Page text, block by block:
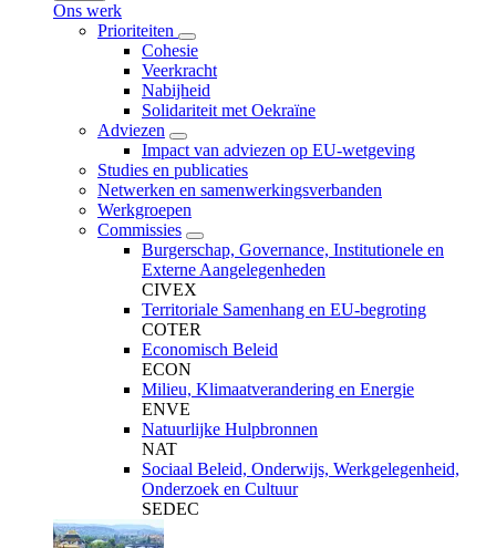
Ons werk
Prioriteiten
Cohesie
Veerkracht
Nabijheid
Solidariteit met Oekraïne
Adviezen
Impact van adviezen op EU-wetgeving
Studies en publicaties
Netwerken en samenwerkingsverbanden
Werkgroepen
Commissies
Burgerschap, Governance, Institutionele en
Externe Aangelegenheden
CIVEX
Territoriale Samenhang en EU-begroting
COTER
Economisch Beleid
ECON
Milieu, Klimaatverandering en Energie
ENVE
Natuurlijke Hulpbronnen
NAT
Sociaal Beleid, Onderwijs, Werkgelegenheid,
Onderzoek en Cultuur
SEDEC